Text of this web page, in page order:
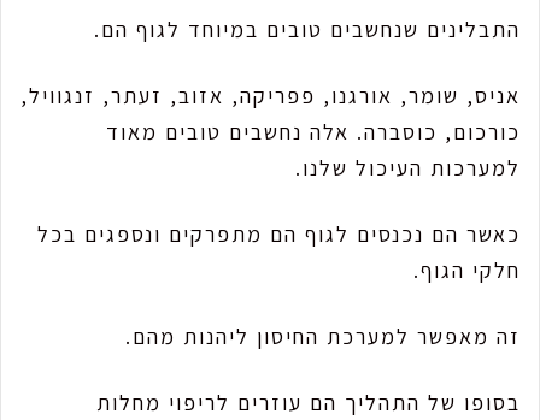
התבלינים שנחשבים טובים במיוחד לגוף הם.
אניס, שומר, אורגנו, פפריקה, אזוב, זעתר, זנגוויל,
כורכום, כוסברה. אלה נחשבים טובים מאוד
למערכות העיכול שלנו.
כאשר הם נכנסים לגוף הם מתפרקים ונספגים בכל
חלקי הגוף.
זה מאפשר למערכת החיסון ליהנות מהם.
בסופו של התהליך הם עוזרים לריפוי מחלות